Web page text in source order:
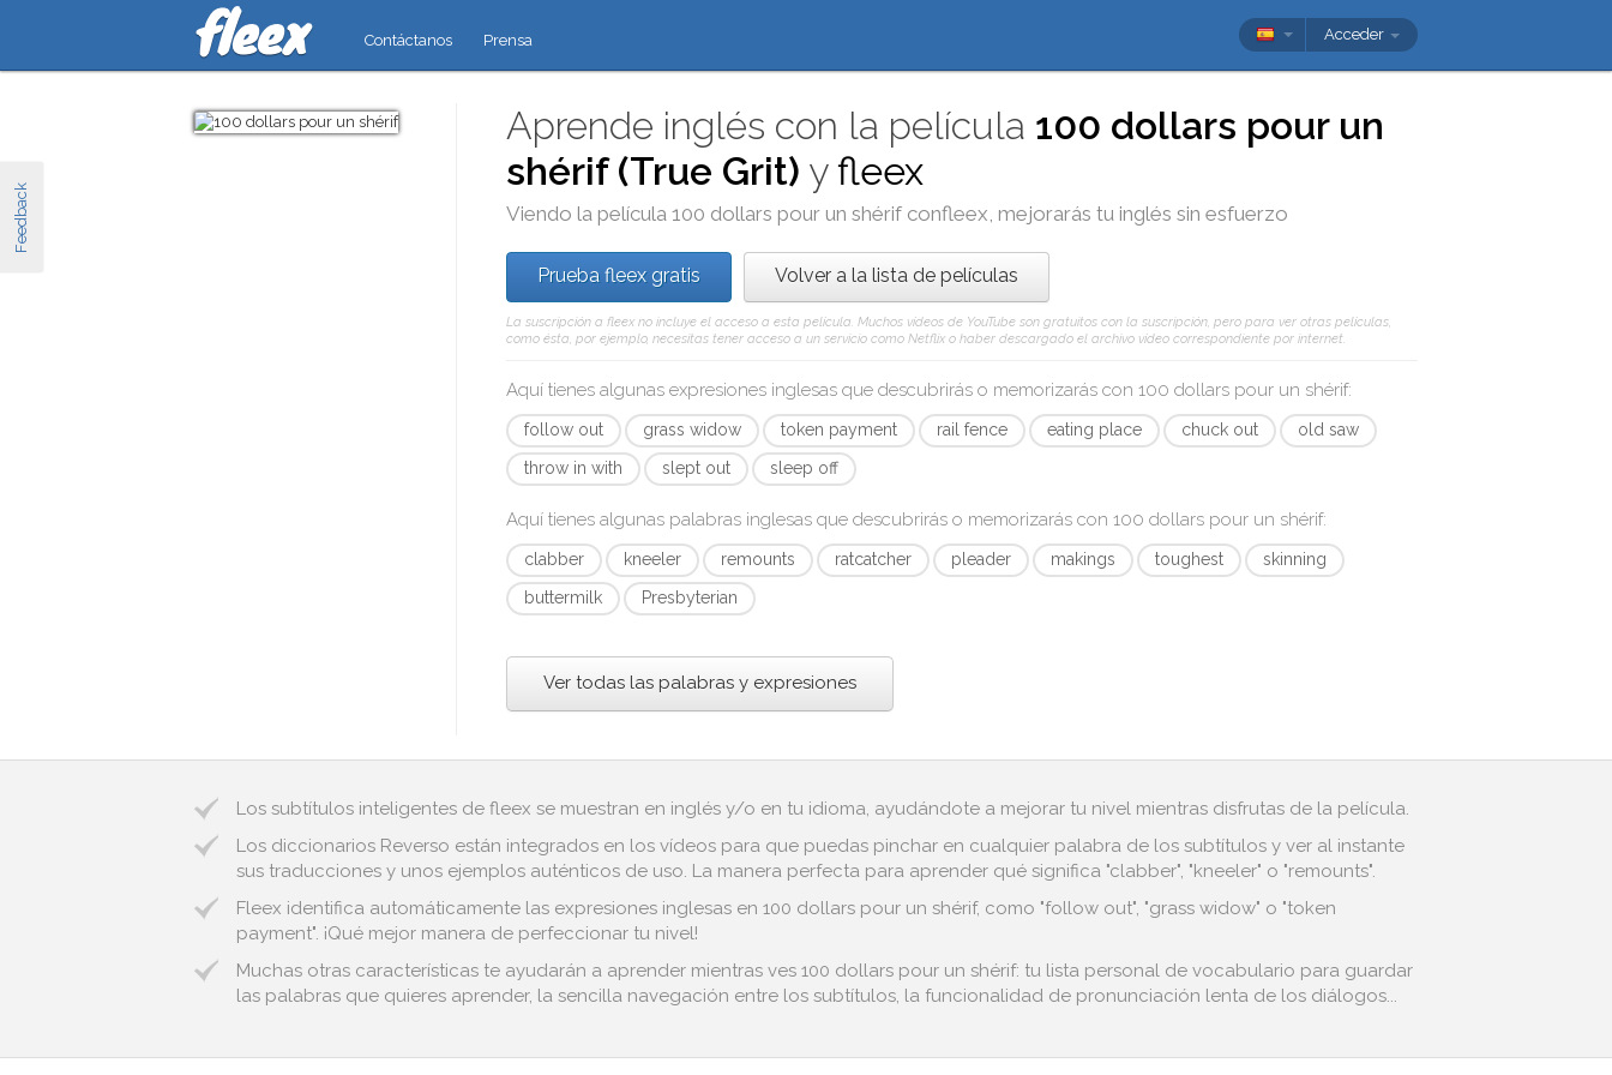
Feedback
Contáctanos Prensa Acceder
Aprende inglés con la película 100 dollars pour un
shérif (True Grit) yfleex
Viendo la película100 dollars pour un shérif confleex, mejorarás tu inglés sin esfuerzo
Prueba fleex gratis Volver a la lista de películas
La suscripción a fleex no incluye el acceso a esta película. Muchos vídeos de YouTube son gratuitos con la suscripción, pero para ver otras películas,
como ésta, por ejemplo, necesitas tener acceso a un servicio como Netflix o haber descargado el archivo vídeo correspondiente por internet.
Aquí tienes algunas expresiones inglesas que descubrirás o memorizarás con100 dollars pour un shérif:
follow out grass widow token payment rail fence eating place chuck out
old saw
throw in with
slept out sleep off
Aquí tienes algunas palabras inglesas que descubrirás o memorizarás con100 dollars pour un shérif:
clabber kneeler remounts ratcatcher pleader makings toughest
skinning
buttermilk
Presbyterian
Ver todas las palabras y expresiones
Los subtítulos inteligentes de fleex se muestran en inglés y/o en tu idioma, ayudándote a mejorar tu nivel mientras disfrutas de la película.
Los diccionarios Reverso están integrados en los vídeos para que puedas pinchar en cualquier palabra de los subtítulos y ver al instante
sus traducciones y unos ejemplos auténticos de uso. La manera perfecta para aprender qué significa "clabber", "kneeler" o "remounts".
Fleex identifica automáticamente las expresiones inglesas en 100 dollars pour un shérif, como "follow out", "grass widow" o "token
payment". ¡Qué mejor manera de perfeccionar tu nivel!
Muchas otras características te ayudarán a aprender mientras ves 100 dollars pour un shérif: tu lista personal de vocabulario para guardar
las palabras que quieres aprender, la sencilla navegación entre los subtítulos, la funcionalidad de pronunciación lenta de los diálogos...